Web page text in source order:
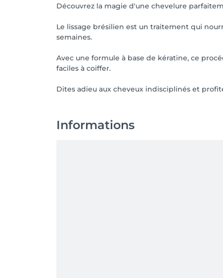
Découvrez la magie d'une chevelure
Le lissage brésilien est un traitement qui
semaines.
Avec une formule à base de kératine, ce
faciles à coiffer.
Dites adieu aux cheveux indisciplinés et
Informations